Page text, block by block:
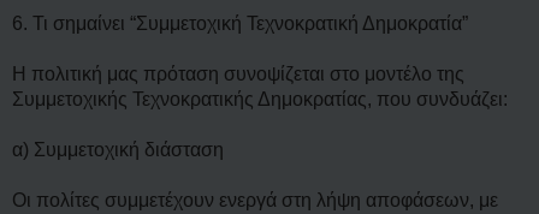
6. Τι σημαίνει “Συμμετοχική Τεχνοκρατική Δημοκρατία”
Η πολιτική μας πρόταση συνοψίζεται στο μοντέλο της
Συμμετοχικής Τεχνοκρατικής Δημοκρατίας, που συνδυάζει:
α) Συμμετοχική διάσταση
Οι πολίτες συμμετέχουν ενεργά στη λήψη αποφάσεων, με